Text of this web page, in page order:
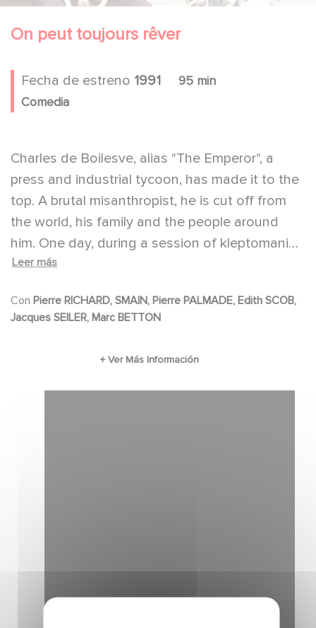
On peut toujours rêver
Fecha de estreno 1991
95 min
Comedia
Charles de Boilesve, alias "The Emperor", a
press and industrial tycoon, has made it to the
top. A brutal misanthropist, he is cut off from
the world, his family and the people around
him. One day, during a session of kleptomania,
a young Arab, Rachid Merzaoui, catches him
stunned but delighted Charles decides to take
him into him world...
Leer más
Con
Jacques SEILER, Marc BETTON